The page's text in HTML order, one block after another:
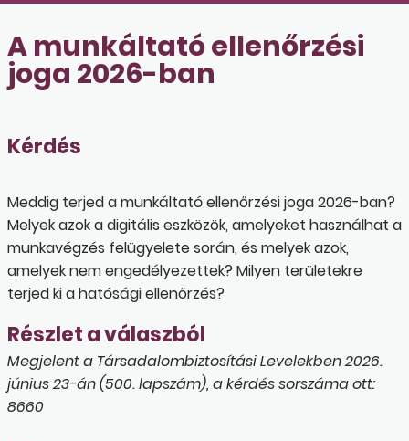
A munkáltató ellenőrzési
joga 2026-ban
Kérdés
Meddig terjed a munkáltató ellenőrzési joga 2026-ban?
Melyek azok a digitális eszközök, amelyeket használhat a
munkavégzés felügyelete során, és melyek azok,
amelyek nem engedélyezettek? Milyen területekre
terjed ki a hatósági ellenőrzés?
Részlet a válaszból
Megjelent a Társadalombiztosítási Levelekben 2026.
június 23-án (500. lapszám), a kérdés sorszáma ott:
8660